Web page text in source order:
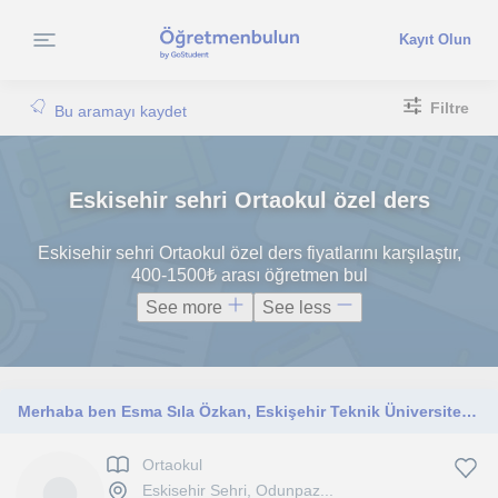
Kayıt Olun
Bu aramayı kaydet Filtre
Eskisehir sehri Ortaokul özel ders
Eskisehir sehri Ortaokul özel ders fiyatlarını karşılaştır,
400-1500₺ arası öğretmen bul
See more
See less
Merhaba ben Esma Sıla Özkan, Eskişehir Teknik Üniversitesi %100 ingilizce malzeme mühendisliği okuyorum, Eskişehir’de yaşıyorum.
Ortaokul
Eskisehir Sehri, Odunpaz...